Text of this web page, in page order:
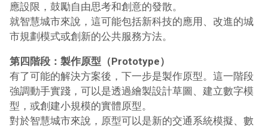
應設限，鼓勵自由思考和創意的發散。
就智慧城市來說，這可能包括新科技的應用、改進的城
市規劃模式或創新的公共服務方法。
第四階段：製作原型（Prototype）
有了可能的解決方案後，下一步是製作原型。這一階段
強調動手實踐，可以是透過繪製設計草圖、建立數字模
型，或創建小規模的實體原型。
對於智慧城市來說，原型可以是新的交通系統模擬、數